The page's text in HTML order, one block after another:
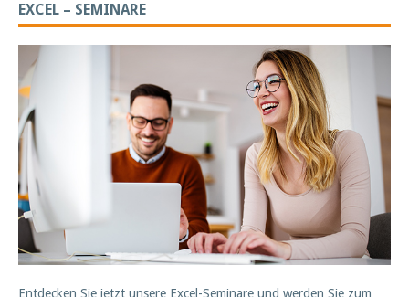
EXCEL – SEMINARE
Entdecken Sie jetzt unsere Excel-Seminare und werden Sie zum